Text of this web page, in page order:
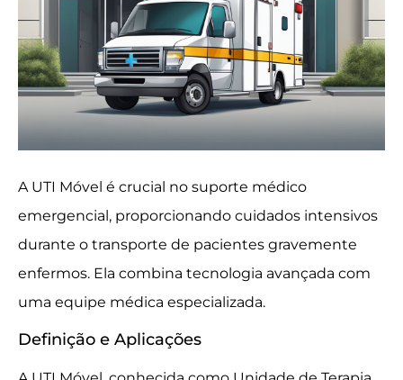
A UTI Móvel é crucial no suporte médico
emergencial, proporcionando cuidados intensivos
durante o transporte de pacientes gravemente
enfermos. Ela combina tecnologia avançada com
uma equipe médica especializada.
Definição e Aplicações